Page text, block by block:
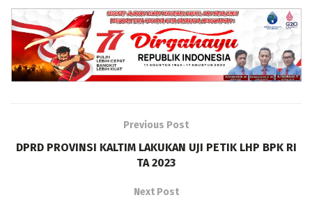
Previous Post
DPRD PROVINSI KALTIM LAKUKAN UJI PETIK LHP BPK RI
TA 2023
Next Post